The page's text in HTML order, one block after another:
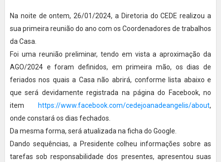
Na noite de ontem, 26/01/2024, a Diretoria do CEDE realizou a
sua primeira reunião do ano com os Coordenadores de trabalhos
da Casa.
Foi uma reunião preliminar, tendo em vista a aproximação da
AGO/2024 e foram definidos, em primeira mão, os dias de
feriados nos quais a Casa não abrirá, conforme lista abaixo e
que será devidamente registrada na página do Facebook, no
item
https://www.facebook.com/cedejoanadeangelis/about,
onde constará os dias fechados.
Da mesma forma, será atualizada na ficha do Google.
Dando sequências, a Presidente colheu informações sobre as
tarefas sob responsabilidade dos presentes, apresentou suas